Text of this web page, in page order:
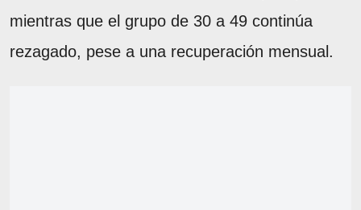
mientras que el grupo de 30 a 49 continúa
rezagado, pese a una recuperación mensual.